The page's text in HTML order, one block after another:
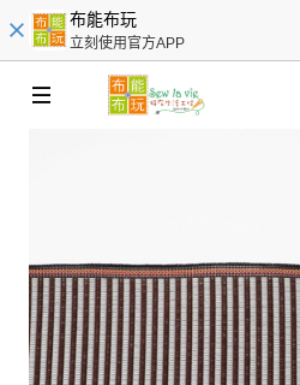
布能布玩
立刻使用官方APP